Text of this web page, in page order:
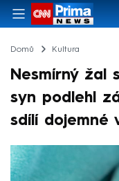
Domů Kultura
Nesmírný žal
syn podlehl
sdílí dojemné